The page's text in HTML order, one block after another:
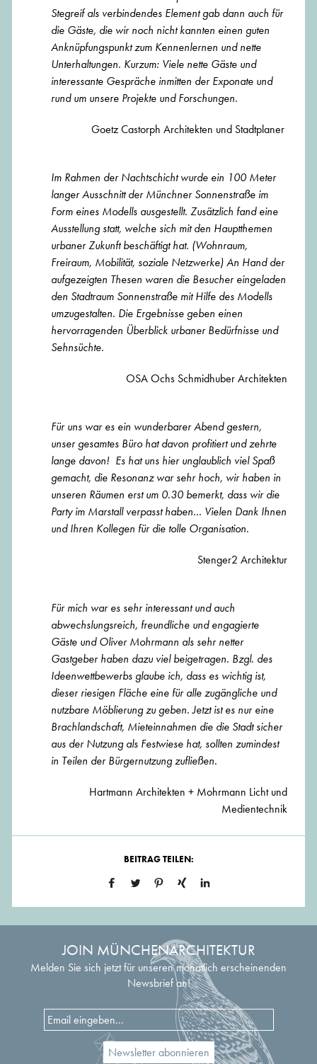
Stegreif als verbindendes Element gab dann auch für
die Gäste, die wir noch nicht kannten einen guten
Anknüpfungspunkt zum Kennenlernen und nette
Unterhaltungen. Kurzum: Viele nette Gäste und
interessante Gespräche inmitten der Exponate und
rund um unsere Projekte und Forschungen.
Goetz Castorph Architekten und Stadtplaner
Im Rahmen der Nachtschicht wurde ein 100 Meter
langer Ausschnitt der Münchner Sonnenstraße im
Form eines Modells ausgestellt. Zusätzlich fand eine
Ausstellung statt, welche sich mit den Hauptthemen
urbaner Zukunft beschäftigt hat. (Wohnraum,
Freiraum, Mobilität, soziale Netzwerke)An Hand der
aufgezeigten Thesen waren die Besucher eingeladen
den Stadtraum Sonnenstraße mit Hilfe des Modells
umzugestalten. Die Ergebnisse geben einen
hervorragenden Überblick urbaner Bedürfnisse und
Sehnsüchte.
OSA Ochs Schmidhuber Architekten
Für uns war es ein wunderbarer Abend gestern,
unser gesamtes Büro hat davon profitiert und zehrte
lange davon! Es hat uns hier unglaublich viel Spaß
gemacht, die Resonanz war sehr hoch, wir haben in
unseren Räumen erst um 0.30 bemerkt, dass wir die
Party im Marstall verpasst haben... Vielen Dank Ihnen
und Ihren Kollegen für die tolle Organisation.
Stenger2 Architektur
Für mich war es sehr interessant und auch
abwechslungsreich, freundliche und engagierte
Gäste und Oliver Mohrmann als sehr netter
Gastgeber haben dazu viel beigetragen. Bzgl. des
Ideenwettbewerbs glaube ich, dass es wichtig ist,
dieser riesigen Fläche eine für alle zugängliche und
nutzbare Möblierung zu geben. Jetzt ist es nur eine
Brachlandschaft, Mieteinnahmen die die Stadt sicher
aus der Nutzung als Festwiese hat, sollten zumindest
in Teilen der Bürgernutzung zufließen.
Hartmann Architekten + Mohrmann Licht und
Medientechnik
BEITRAG TEILEN:
JOIN MÜNCHENARCHITEKTUR
Melden Sie sich jetzt für unseren monatlich erscheinenden
Newsbrief an!